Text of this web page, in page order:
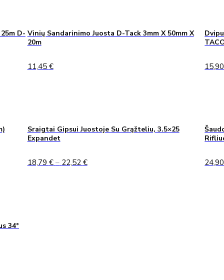
D- Vinių Sandarinimo Juosta D-Tack 3mm X 50mm X
20m
11,45 €
Sraigtai Gipsui Juostoje Su Grąžteliu, 3.5×25
Expandet
18,79 € – 22,52 €Price
34°